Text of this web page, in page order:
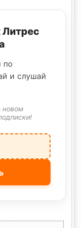
Литрес
по
и слушай
новом